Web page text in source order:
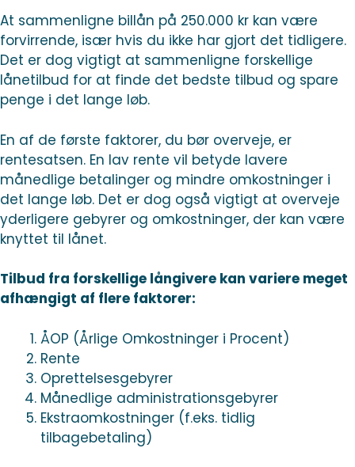
At sammenligne billån på 250.000 kr kan være
forvirrende, især hvis du ikke har gjort det tidligere.
Det er dog vigtigt at sammenligne forskellige
lånetilbud for at finde det bedste tilbud og spare
penge i det lange løb.
En af de første faktorer, du bør overveje, er
rentesatsen. En lav rente vil betyde lavere
månedlige betalinger og mindre omkostninger i
det lange løb. Det er dog også vigtigt at overveje
yderligere gebyrer og omkostninger, der kan være
knyttet til lånet.
Tilbud fra forskellige långivere kan variere meget
afhængigt af flere faktorer:
ÅOP (Årlige Omkostninger i Procent)
Rente
Oprettelsesgebyrer
Månedlige administrationsgebyrer
Ekstraomkostninger (f.eks. tidlig
tilbagebetaling)